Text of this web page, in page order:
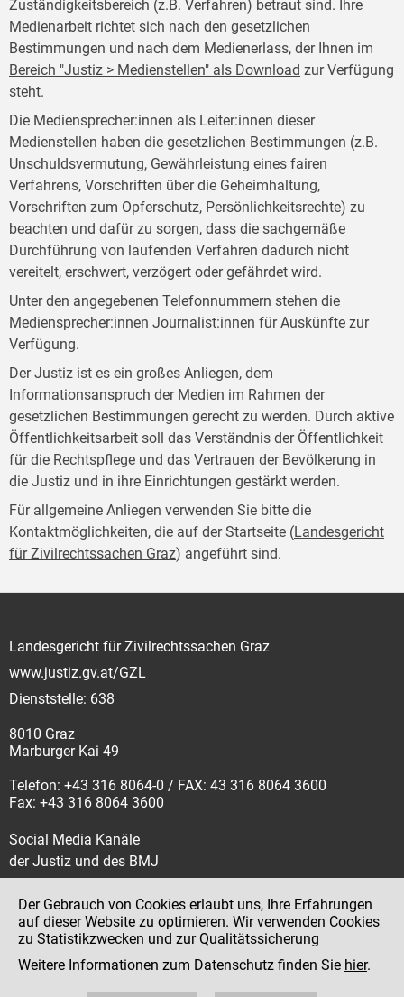
Zuständigkeitsbereich (z.B. Verfahren) betraut sind. Ihre
Medienarbeit richtet sich nach den gesetzlichen
Bestimmungen und nach dem Medienerlass, der Ihnen im
Bereich "Justiz > Medienstellen" als Download zur Verfügung
steht.
Die Mediensprecher:innen als Leiter:innen dieser
Medienstellen haben die gesetzlichen Bestimmungen (z.B.
Unschuldsvermutung, Gewährleistung eines fairen
Verfahrens, Vorschriften über die Geheimhaltung,
Vorschriften zum Opferschutz, Persönlichkeitsrechte) zu
beachten und dafür zu sorgen, dass die sachgemäße
Durchführung von laufenden Verfahren dadurch nicht
vereitelt, erschwert, verzögert oder gefährdet wird.
Unter den angegebenen Telefonnummern stehen die
Mediensprecher:innen Journalist:innen für Auskünfte zur
Verfügung.
Der Justiz ist es ein großes Anliegen, dem
Informationsanspruch der Medien im Rahmen der
gesetzlichen Bestimmungen gerecht zu werden. Durch aktive
Öffentlichkeitsarbeit soll das Verständnis der Öffentlichkeit
für die Rechtspflege und das Vertrauen der Bevölkerung in
die Justiz und in ihre Einrichtungen gestärkt werden.
Für allgemeine Anliegen verwenden Sie bitte die
Kontaktmöglichkeiten, die auf der Startseite (Landesgericht
für Zivilrechtssachen Graz) angeführt sind.
Landesgericht für Zivilrechtssachen Graz
www.justiz.gv.at/GZL
Dienststelle: 638
8010 Graz
Marburger Kai 49
Telefon: +43 316 8064-0 / FAX: 43 316 8064 3600
Fax: +43 316 8064 3600
Social Media Kanäle
der Justiz und des BMJ
Impressum
Datenschutz
Der Gebrauch von Cookies erlaubt uns, Ihre Erfahrungen
auf dieser Website zu optimieren. Wir verwenden Cookies
zu Statistikzwecken und zur Qualitätssicherung
Weitere Informationen zum Datenschutz finden Sie hier.